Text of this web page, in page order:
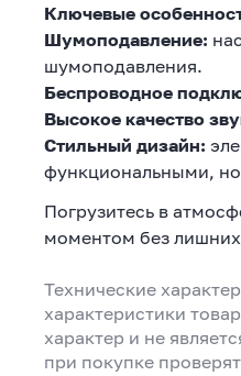
Ключевые
Шумоподавление:
шумоподавления.
Беспроводное
Высокое качество
Стильный дизайн:
функциональными,
Погрузитесь в
моментом без
Технические
характеристики
характер и не
при покупке